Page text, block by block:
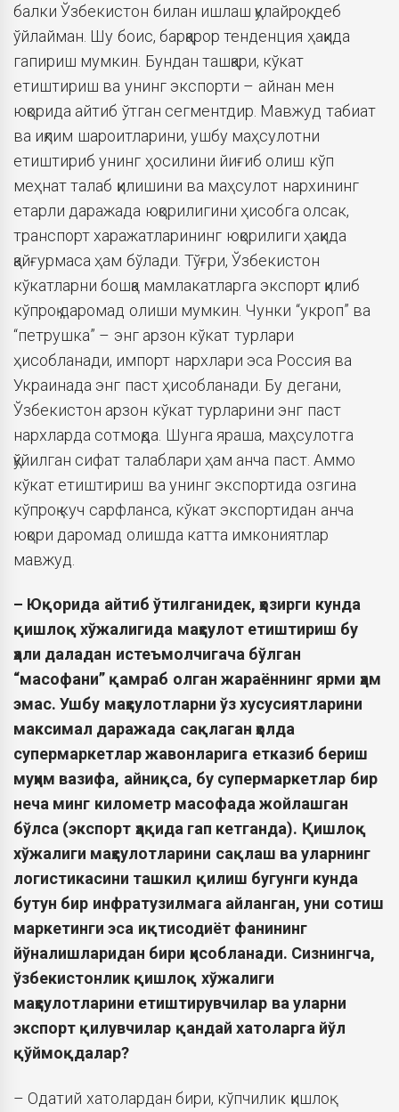
балки Ўзбекистон билан ишлаш қулайроқ, деб
ўйлайман. Шу боис, барқарор тенденция ҳақида
гапириш мумкин. Бундан ташқари, кўкат
етиштириш ва унинг экспорти – айнан мен
юқорида айтиб ўтган сегментдир. Мавжуд табиат
ва иқлим шароитларини, ушбу маҳсулотни
етиштириб унинг ҳосилини йиғиб олиш кўп
меҳнат талаб қилишини ва маҳсулот нархининг
етарли даражада юқорилигини ҳисобга олсак,
транспорт харажатларининг юқорилиги ҳақида
қайғурмаса ҳам бўлади. Тўғри, Ўзбекистон
кўкатларни бошқа мамлакатларга экспорт қилиб
кўпроқ даромад олиши мумкин. Чунки “укроп” ва
“петрушка” – энг арзон кўкат турлари
ҳисобланади, импорт нархлари эса Россия ва
Украинада энг паст ҳисобланади. Бу дегани,
Ўзбекистон арзон кўкат турларини энг паст
нархларда сотмоқда. Шунга яраша, маҳсулотга
қўйилган сифат талаблари ҳам анча паст. Аммо
кўкат етиштириш ва унинг экспортида озгина
кўпроқ куч сарфланса, кўкат экспортидан анча
юқори даромад олишда катта имкониятлар
мавжуд.
– Юқорида айтиб ўтилганидек, ҳозирги кунда
қишлоқ хўжалигида маҳсулот етиштириш бу
ҳали даладан истеъмолчигача бўлган
“масофани” қамраб олган жараённинг ярми ҳам
эмас. Ушбу маҳсулотларни ўз хусусиятларини
максимал даражада сақлаган ҳолда
супермаркетлар жавонларига етказиб бериш
муҳим вазифа, айниқса, бу супермаркетлар бир
неча минг километр масофада жойлашган
бўлса (экспорт ҳақида гап кетганда). Қишлоқ
хўжалиги маҳсулотларини сақлаш ва уларнинг
логистикасини ташкил қилиш бугунги кунда
бутун бир инфратузилмага айланган, уни сотиш
маркетинги эса иқтисодиёт фанининг
йўналишларидан бири ҳисобланади. Сизнингча,
ўзбекистонлик қишлоқ хўжалиги
маҳсулотларини етиштирувчилар ва уларни
экспорт қилувчилар қандай хатоларга йўл
қўймоқдалар?
– Одатий хатолардан бири, кўпчилик қишлоқ